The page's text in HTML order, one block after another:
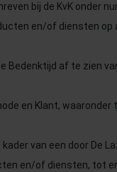
bij de KvK onder
en/of diensten
Bedenktijd af te zien
en Klant, waaronder
van een door De
en/of diensten, tot